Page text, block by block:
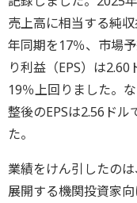
売上高に相当する純
年同期を17％、市場
り利益（EPS）は
19％上回りました。
整後のEPSは2.56ド
た。
業績をけん引したの
展開する機関投資家